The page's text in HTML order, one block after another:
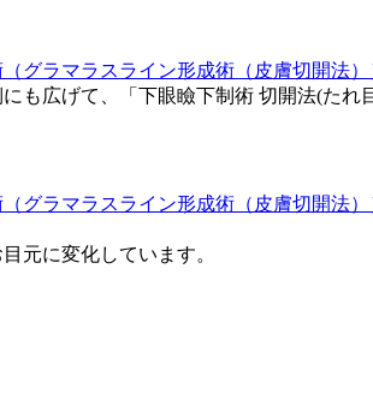
も広げて、「下眼瞼下制術 切開法(た
元に変化しています。